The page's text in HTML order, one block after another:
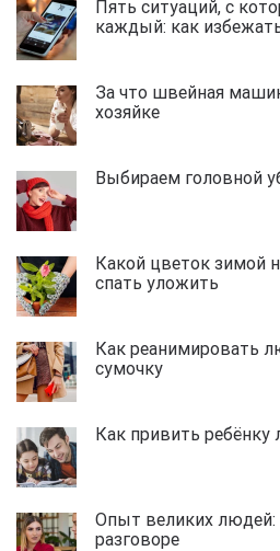
Пять ситуаций, с
каждый: как
За что швейная
хозяйке
Выбираем головной
Какой цветок зимой
спать уложить
Как реанимировать
сумочку
Как привить
Опыт великих людей:
разговоре